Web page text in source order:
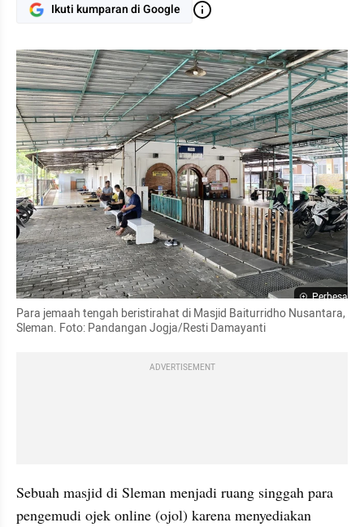
Ikuti kumparan di Google
Perbesar
Para jemaah tengah beristirahat di Masjid Baiturridho Nusantara,
Sleman. Foto: Pandangan Jogja/Resti Damayanti
ADVERTISEMENT
Sebuah masjid di Sleman menjadi ruang singgah para
pengemudi ojek online (ojol) karena menyediakan